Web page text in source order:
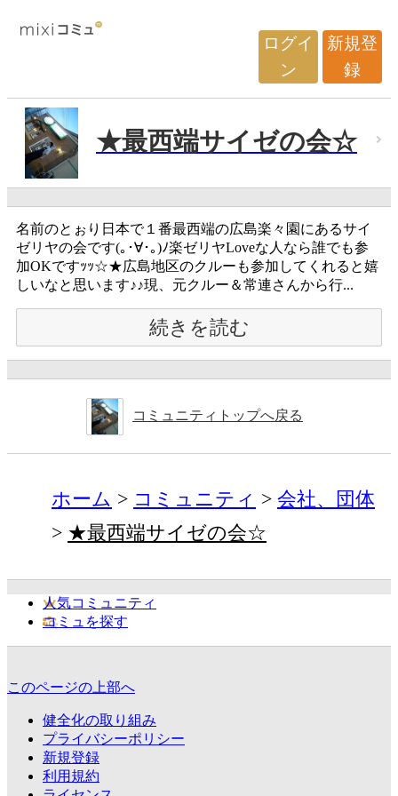
ログイ
ン
新規登
録
★最西端サイゼの会☆
名前のとぉり日本で１番最西端の広島楽々園にあるサイ
ゼリヤの会です(｡･∀･｡)ﾉ楽ゼリヤLoveな人なら誰でも参
加OKですｯｯ☆★広島地区のクルーも参加してくれると嬉
しいなと思います♪♪現、元クルー＆常連さんから行...
続きを読む
コミュニティトップへ戻る
ホーム コミュニティ
会社、団体
★最西端サイゼの会☆
人気コミュニティ
コミュを探す
このページの上部へ
健全化の取り組み
プライバシーポリシー
新規登録
利用規約